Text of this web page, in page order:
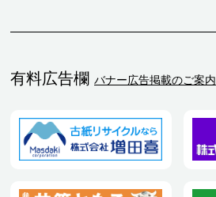
有料広告欄 バナー広告掲載のご案内